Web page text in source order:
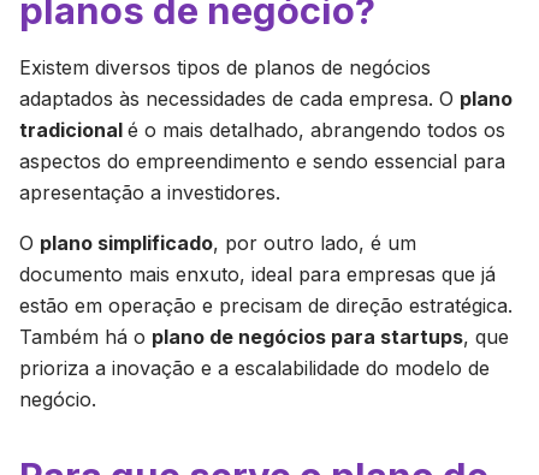
planos de negócio?
Existem diversos tipos de planos de negócios
adaptados às necessidades de cada empresa. O plano
tradicional é o mais detalhado, abrangendo todos os
aspectos do empreendimento e sendo essencial para
apresentação a investidores.
O plano simplificado, por outro lado, é um
documento mais enxuto, ideal para empresas que já
estão em operação e precisam de direção estratégica.
Também há o plano de negócios para startups, que
prioriza a inovação e a escalabilidade do modelo de
negócio.